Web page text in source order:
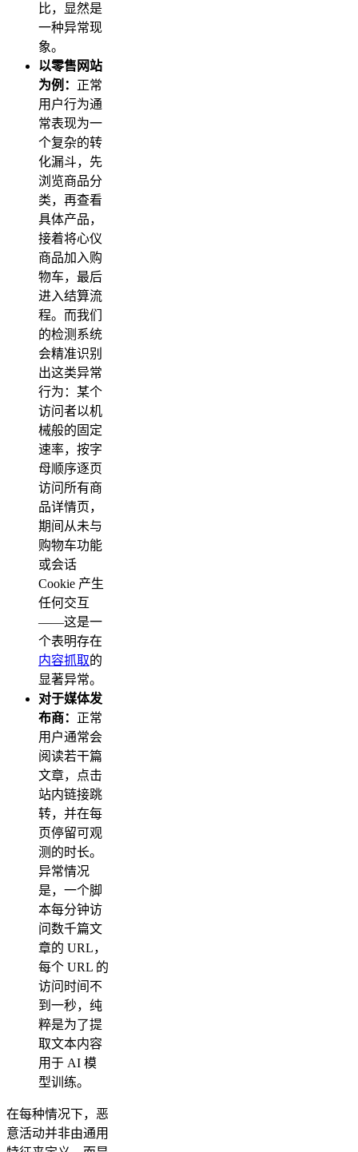
比，显然是
一种异常现
象。
以零售网站
为例： 正常
用户行为通
常表现为一
个复杂的转
化漏斗，先
浏览商品分
类，再查看
具体产品，
接着将心仪
商品加入购
物车，最后
进入结算流
程。而我们
的检测系统
会精准识别
出这类异常
行为：某个
访问者以机
械般的固定
速率，按字
母顺序逐页
访问所有商
品详情页，
期间从未与
购物车功能
或会话
Cookie 产生
任何交互
——这是一
个表明存在
内容抓取的
显著异常。
对于媒体发
布商： 正常
用户通常会
阅读若干篇
文章，点击
站内链接跳
转，并在每
页停留可观
测的时长。
异常情况
是，一个脚
本每分钟访
问数千篇文
章的 URL，
每个 URL 的
访问时间不
到一秒，纯
粹是为了提
取文本内容
用于 AI 模
型训练。
在每种情况下，恶
意活动并非由通用